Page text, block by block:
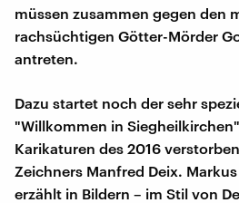
müssen zusammen gegen den
rachsüchtigen Götter-Mörder
antreten.
Dazu startet noch der sehr
"Willkommen in
Karikaturen des 2016
Zeichners Manfred Deix.
erzählt in Bildern – im Stil von